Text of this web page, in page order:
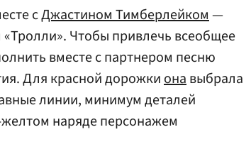
сДжастином Тимберлейком—
Чтобы привлечь всеобщее
вместе с партнером песню
Для красной дорожкионавыбрала
линии, минимум деталей
наряде персонажем